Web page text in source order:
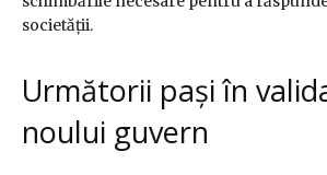
societății.
Următorii pași în
noului guvern